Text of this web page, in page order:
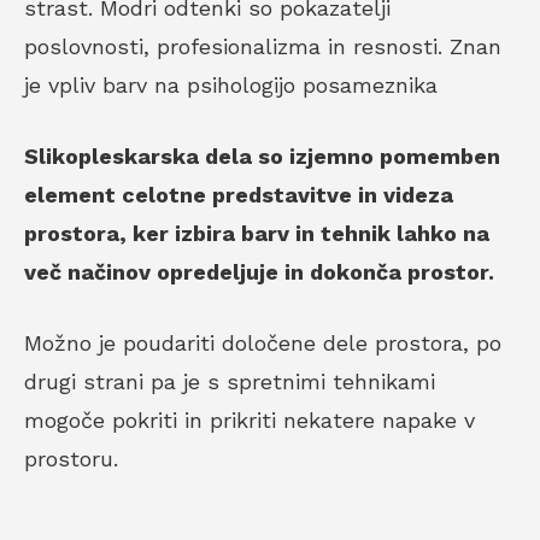
strast. Modri odtenki so pokazatelji
poslovnosti, profesionalizma in resnosti. Znan
je vpliv barv na psihologijo posameznika
Slikopleskarska dela so izjemno pomemben
element celotne predstavitve in videza
prostora, ker izbira barv in tehnik lahko na
več načinov opredeljuje in dokonča prostor.
Možno je poudariti določene dele prostora, po
drugi strani pa je s spretnimi tehnikami
mogoče pokriti in prikriti nekatere napake v
prostoru.